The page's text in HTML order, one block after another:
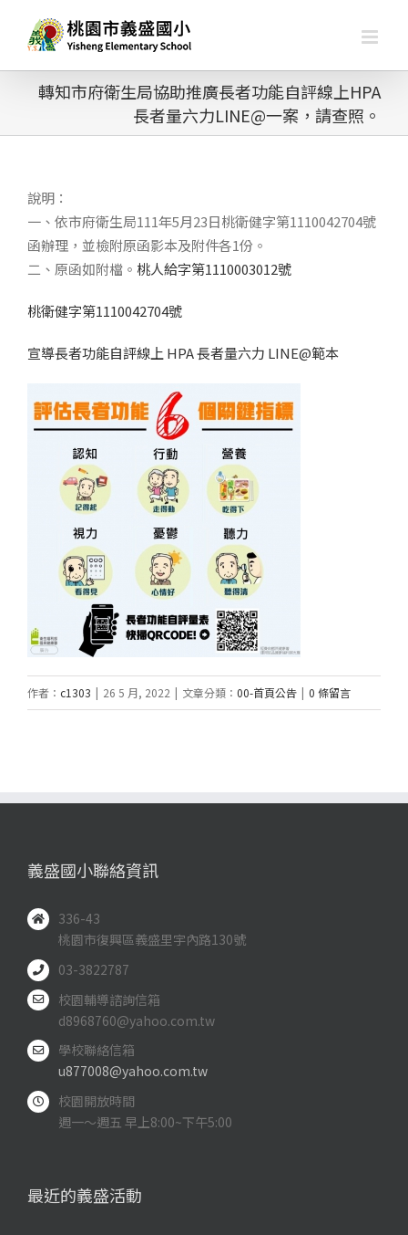
轉知市府衛生局協助推廣長者功能自評線上HPA
長者量六力LINE@一案，請查照。
說明：
一、依市府衛生局111年5月23日桃衛健字第1110042704號
函辦理，並檢附原函影本及附件各1份。
二、原函如附檔。 桃人給字第1110003012號
桃衛健字第1110042704號
宣導長者功能自評線上 HPA 長者量六力 LINE@範本
作者： c1303 | 26 5 月, 2022 | 文章分類： 00-首頁公告 | 0 條留言
義盛國小聯絡資訊
336-43
桃園市復興區義盛里宇內路130號
03-3822787
校園輔導諮詢信箱
d8968760@yahoo.com.tw
學校聯絡信箱
u877008@yahoo.com.tw
校園開放時間
週一～週五 早上8:00~下午5:00
最近的義盛活動